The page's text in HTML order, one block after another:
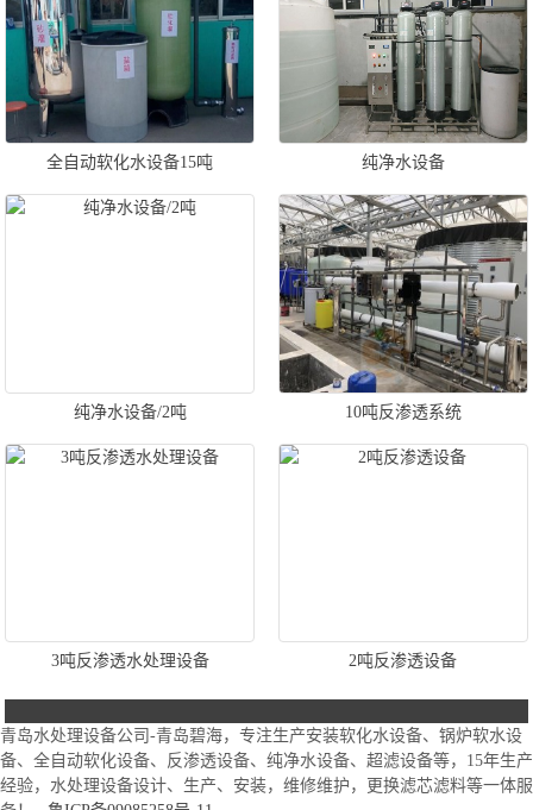
全自动软化水设备15吨 纯净水设备
纯净水设备/2吨 10吨反渗透系统
3吨反渗透水处理设备 2吨反渗透设备
青岛水处理设备公司-青岛碧海，专注生产安装软化水设备、锅炉软水设
备、全自动软化设备、反渗透设备、纯净水设备、超滤设备等，15年生产
经验，水处理设备设计、生产、安装，维修维护，更换滤芯滤料等一体服